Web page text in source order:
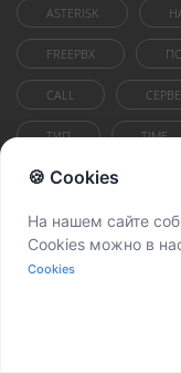
ASTERISK
FREEPBX
CALL
ТИП TIME
FOR
ВНУТРЕННИЕ НОМЕРА
🍪 Cookies
На нашем сайте
Cookies можно в
Cookies